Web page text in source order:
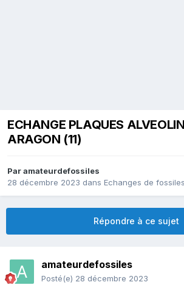
ECHANGE PLAQUES
ARAGON (11)
Paramateurdefossiles
28 décembre 2023 dans Echanges de fossiles
Répondre à ce sujet
amateurdefossiles
Posté(e) 28 décembre 2023